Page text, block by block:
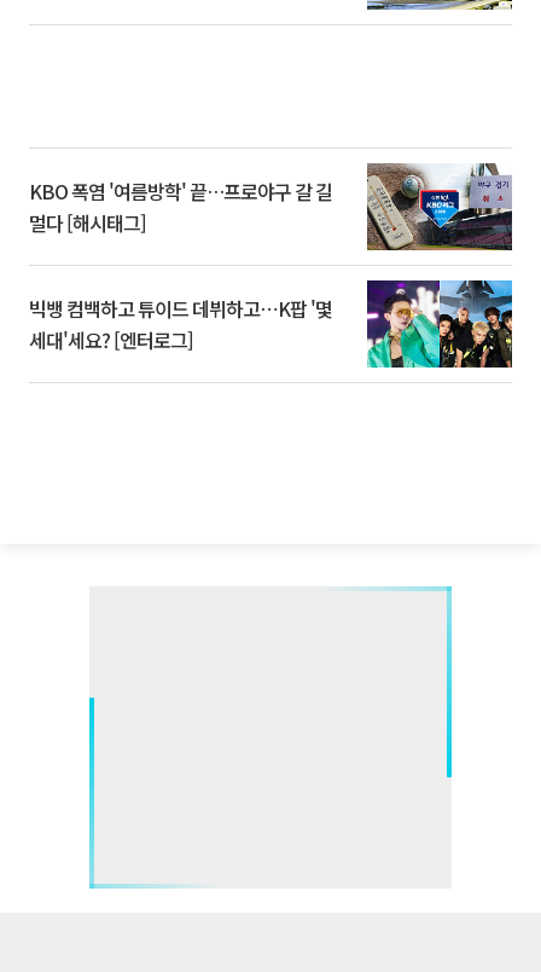
KBO 폭염 '여름방학' 끝…프로야구 갈 길
멀다 [해시태그]
빅뱅 컴백하고 튜이드 데뷔하고⋯K팝 '몇
세대'세요? [엔터로그]